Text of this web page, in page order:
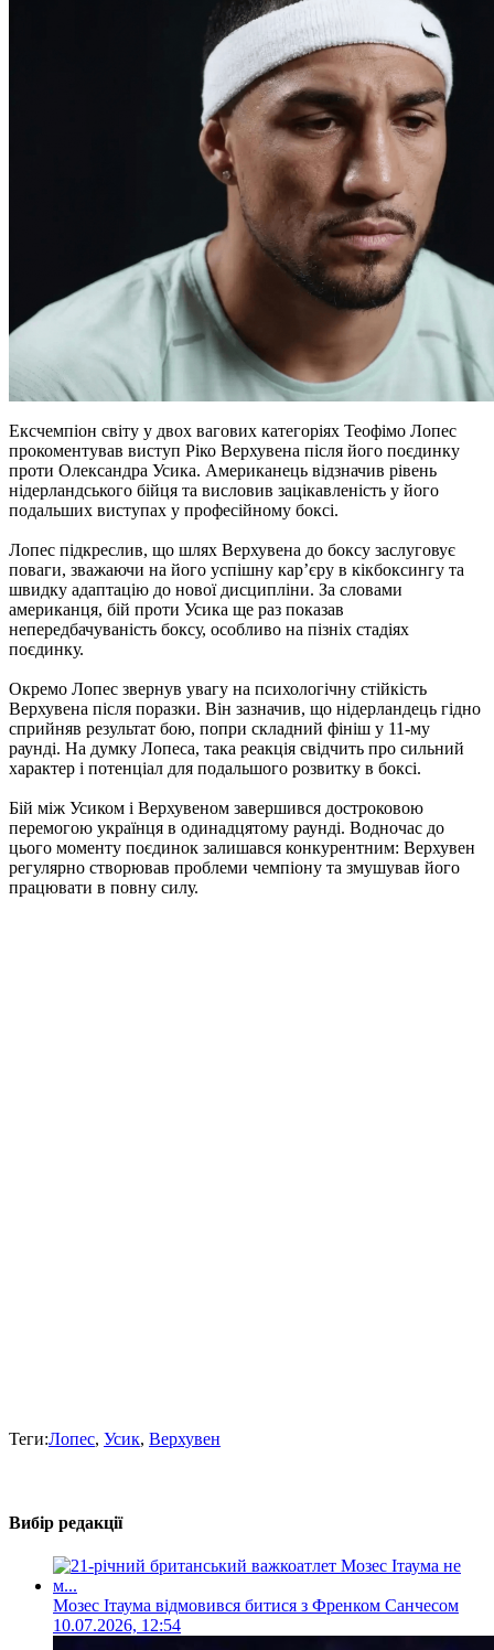
Ексчемпіон світу у двох вагових категоріях Теофімо Лопес
прокоментував виступ Ріко Верхувена після його поєдинку
проти Олександра Усика. Американець відзначив рівень
нідерландського бійця та висловив зацікавленість у його
подальших виступах у професійному боксі.
Лопес підкреслив, що шлях Верхувена до боксу заслуговує
поваги, зважаючи на його успішну кар’єру в кікбоксингу та
швидку адаптацію до нової дисципліни. За словами
американця, бій проти Усика ще раз показав
непередбачуваність боксу, особливо на пізніх стадіях
поєдинку.
Окремо Лопес звернув увагу на психологічну стійкість
Верхувена після поразки. Він зазначив, що нідерландець гідно
сприйняв результат бою, попри складний фініш у 11-му
раунді. На думку Лопеса, така реакція свідчить про сильний
характер і потенціал для подальшого розвитку в боксі.
Бій між Усиком і Верхувеном завершився достроковою
перемогою українця в одинадцятому раунді. Водночас до
цього моменту поєдинок залишався конкурентним: Верхувен
регулярно створював проблеми чемпіону та змушував його
працювати в повну силу.
Теги:Лопес, Усик, Верхувен
Вибір редакції
Мозес Ітаума відмовився битися з Френком Санчесом
10.07.2026, 12:54